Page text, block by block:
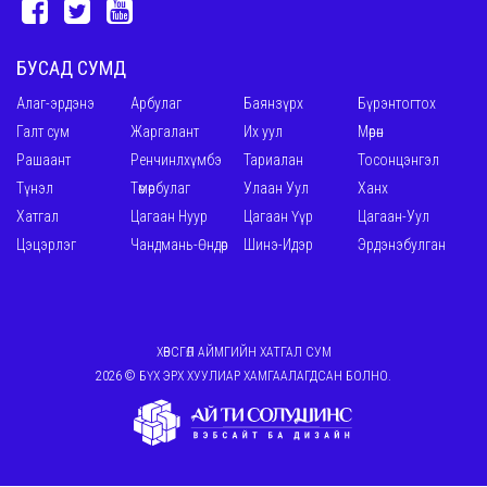
БУСАД СУМД
Алаг-эрдэнэ Арбулаг Баянзүрх
Бүрэнтогтох
Галт сум
Жаргалант Их уул
Мөрөн
Рашаант
Ренчинлхүмбэ Тариалан
Тосонцэнгэл
Түнэл
Төмөрбулаг Улаан Уул
Ханх
Хатгал
Цагаан Нуур Цагаан Үүр
Цагаан-Уул
Цэцэрлэг
Чандмань-Өндөр Шинэ-Идэр Эрдэнэбулган
ХӨВСГӨЛ АЙМГИЙН ХАТГАЛ СУМ
2026 © БҮХ ЭРХ ХУУЛИАР ХАМГААЛАГДСАН БОЛНО.